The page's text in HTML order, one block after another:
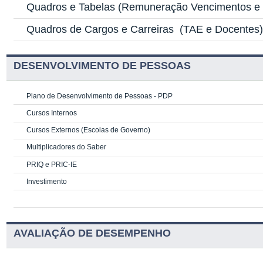
Quadros e Tabelas (Remuneração Vencimentos
Quadros de Cargos e Carreiras (TAE e Docentes)
DESENVOLVIMENTO DE PESSOAS
Plano de Desenvolvimento de Pessoas - PDP
Cursos Internos
Cursos Externos (Escolas de Governo)
Multiplicadores do Saber
PRIQ e PRIC-IE
Investimento
AVALIAÇÃO DE DESEMPENHO